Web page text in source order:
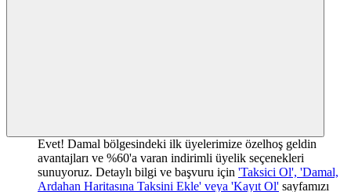
Evet! Damal bölgesindeki ilk üyelerimize özelhoş geldin
avantajları ve %60'a varan indirimli üyelik seçenekleri
sunuyoruz. Detaylı bilgi ve başvuru için 'Taksici Ol', 'Damal,
Ardahan Haritasına Taksini Ekle' veya 'Kayıt Ol' sayfamızı